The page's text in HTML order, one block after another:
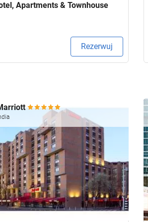
Apartments & Townhouse
Rezerwuj